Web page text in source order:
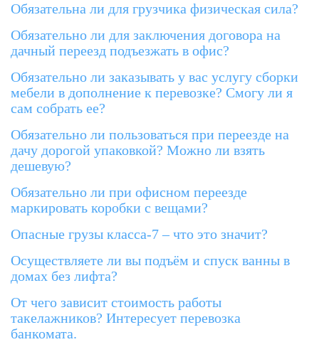
Обязательна ли для грузчика физическая сила?
Обязательно ли для заключения договора на
дачный переезд подъезжать в офис?
Обязательно ли заказывать у вас услугу сборки
мебели в дополнение к перевозке? Смогу ли я
сам собрать ее?
Обязательно ли пользоваться при переезде на
дачу дорогой упаковкой? Можно ли взять
дешевую?
Обязательно ли при офисном переезде
маркировать коробки с вещами?
Опасные грузы класса-7 – что это значит?
Осуществляете ли вы подъём и спуск ванны в
домах без лифта?
От чего зависит стоимость работы
такелажников? Интересует перевозка
банкомата.